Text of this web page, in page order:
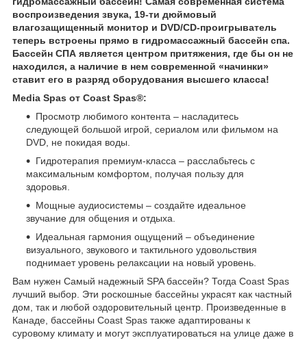
воспроизведения звука, 19-ти дюймовый
влагозащищенный монитор и DVD/CD-проигрыватель
теперь встроены прямо в гидромассажный бассейн спа.
Бассейн СПА является центром притяжения, где бы он не
находился, а наличие в нем современной «начинки»
ставит его в разряд оборудования высшего класса!
Media Spas от Coast Spas®:
Просмотр любимого контента – насладитесь
следующей большой игрой, сериалом или фильмом на
DVD, не покидая воды.
Гидротерапия премиум-класса – расслабьтесь с
максимальным комфортом, получая пользу для
здоровья.
Мощные аудиосистемы – создайте идеальное
звучание для общения и отдыха.
Идеальная гармония ощущений – объединение
визуального, звукового и тактильного удовольствия
поднимает уровень релаксации на новый уровень.
Вам нужен Самый надежный SPA бассейн? Тогда Coast Spas
лучший выбор. Эти роскошные бассейны украсят как частный
дом, так и любой оздоровительный центр. Произведенные в
Канаде, бассейны Coast Spas также адаптированы к
суровому климату и могут эксплуатироваться на улице даже в